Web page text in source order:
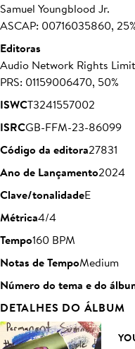
Samuel Youngblood Jr.
ASCAP: 00716035860,
Editoras
Audio Network Rights
PRS: 01159006470, 50%
ISWCT3241557002
ISRCGB-FFM-23-86099
Código da editora27831
Ano de Lançamento2024
Clave/tonalidadeE
Métrica4/4
Tempo160 BPM
Notas de TempoMedium
Número do tema e do
DETALHES DO ÁLBUM